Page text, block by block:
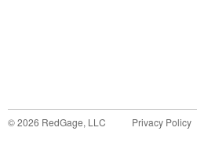
©2026 RedGage, LLC Privacy Policy